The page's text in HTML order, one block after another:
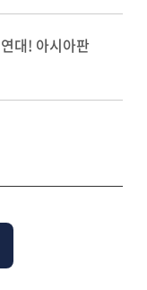
대! 아시아판